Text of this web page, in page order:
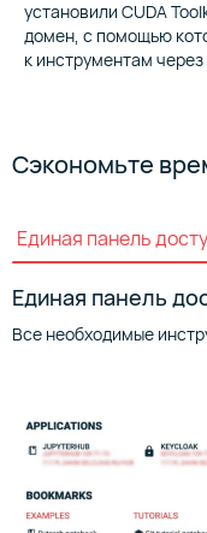
установили CUDA
домен, с помощью
к инструментам через
Сэкономьте
Единая панель
Единая панель
Все необходимые